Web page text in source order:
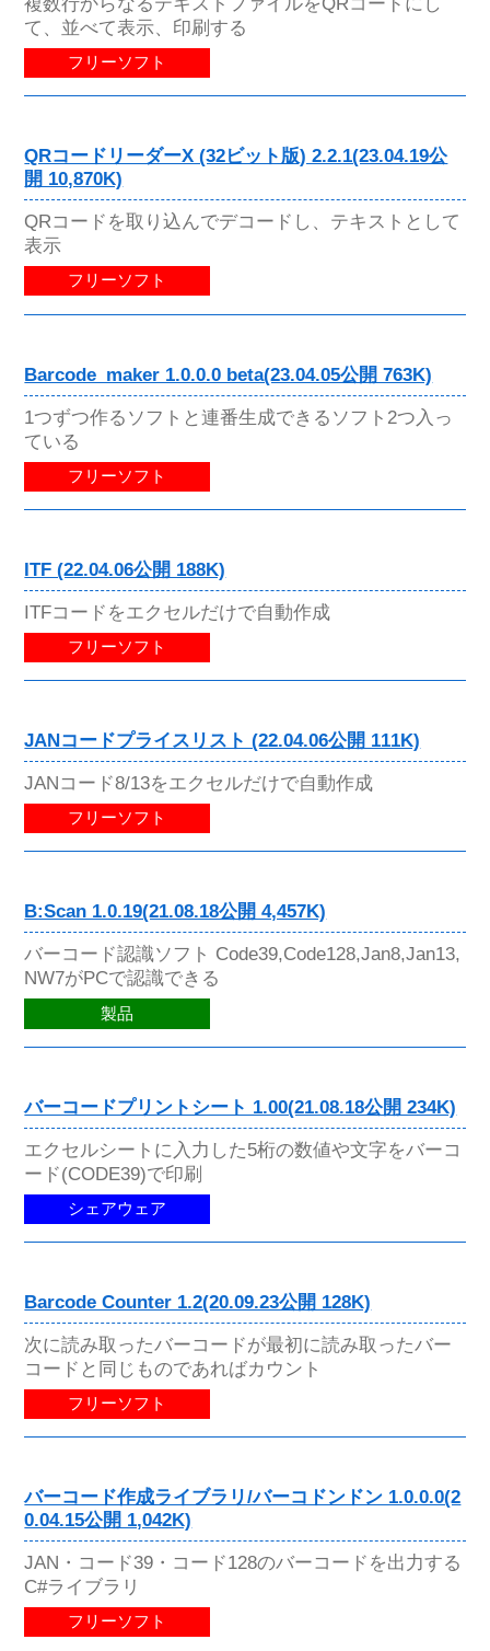
て、並べて表示、印刷する
フリーソフト
QRコードリーダーX (32ビット版) 2.2.1(23.04.19公
開 10,870K)
QRコードを取り込んでデコードし、テキストとして
表示
フリーソフト
Barcode_maker 1.0.0.0 beta(23.04.05公開 763K)
1つずつ作るソフトと連番生成できるソフト2つ入っ
ている
フリーソフト
ITF (22.04.06公開 188K)
ITFコードをエクセルだけで自動作成
フリーソフト
JANコードプライスリスト (22.04.06公開 111K)
JANコード8/13をエクセルだけで自動作成
フリーソフト
B:Scan 1.0.19(21.08.18公開 4,457K)
バーコード認識ソフト Code39,Code128,Jan8,Jan13,
NW7がPCで認識できる
製品
バーコードプリントシート 1.00(21.08.18公開 234K)
エクセルシートに入力した5桁の数値や文字をバーコ
ード(CODE39)で印刷
シェアウェア
Barcode Counter 1.2(20.09.23公開 128K)
次に読み取ったバーコードが最初に読み取ったバー
コードと同じものであればカウント
フリーソフト
バーコード作成ライブラリ/バーコドンドン 1.0.0.0(2
0.04.15公開 1,042K)
JAN・コード39・コード128のバーコードを出力する
C#ライブラリ
フリーソフト